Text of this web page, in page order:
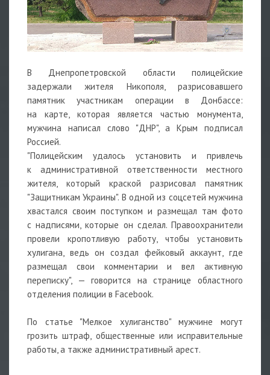
В Днепропетровской области полицейские
задержали жителя Никополя, разрисовавшего
памятник участникам операции в Донбассе:
на карте, которая является частью монумента,
мужчина написал слово "ДНР", а Крым подписал
Россией.
"Полицейским удалось установить и привлечь
к административной ответственности местного
жителя, который краской разрисовал памятник
"Защитникам Украины". В одной из соцсетей мужчина
хвастался своим поступком и размещал там фото
с надписями, которые он сделал. Правоохранители
провели кропотливую работу, чтобы установить
хулигана, ведь он создал фейковый аккаунт, где
размещал свои комментарии и вел активную
переписку", — говорится на странице областного
отделения полиции в Facebook.
По статье "Мелкое хулиганство" мужчине могут
грозить штраф, общественные или исправительные
работы, а также административный арест.